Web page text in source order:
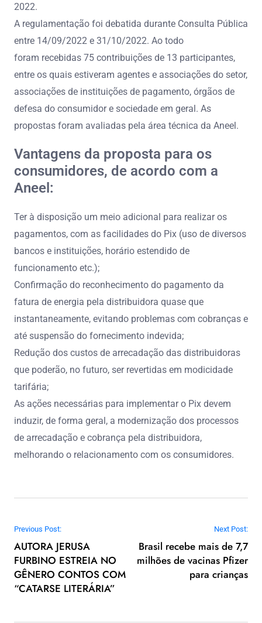
2022.
A regulamentação foi debatida durante Consulta Pública
entre 14/09/2022 e 31/10/2022. Ao todo
foram recebidas 75 contribuições de 13 participantes,
entre os quais estiveram agentes e associações do setor,
associações de instituições de pagamento, órgãos de
defesa do consumidor e sociedade em geral. As
propostas foram avaliadas pela área técnica da Aneel.
Vantagens da proposta para os
consumidores, de acordo com a
Aneel:
Ter à disposição um meio adicional para realizar os
pagamentos, com as facilidades do Pix (uso de diversos
bancos e instituições, horário estendido de
funcionamento etc.);
Confirmação do reconhecimento do pagamento da
fatura de energia pela distribuidora quase que
instantaneamente, evitando problemas com cobranças e
até suspensão do fornecimento indevida;
Redução dos custos de arrecadação das distribuidoras
que poderão, no futuro, ser revertidas em modicidade
tarifária;
As ações necessárias para implementar o Pix devem
induzir, de forma geral, a modernização dos processos
de arrecadação e cobrança pela distribuidora,
melhorando o relacionamento com os consumidores.
Navegação de Post
Previous Post:
AUTORA JERUSA
FURBINO ESTREIA NO
GÊNERO CONTOS COM
“CATARSE LITERÁRIA”
Next Post:
Brasil recebe mais de 7,7
milhões de vacinas Pfizer
para crianças